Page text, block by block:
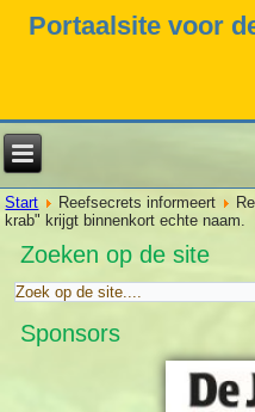
Portaalsite voor
Start Reefsecrets informeert
krab" krijgt binnenkort echte naam.
Zoeken op de site
Sponsors